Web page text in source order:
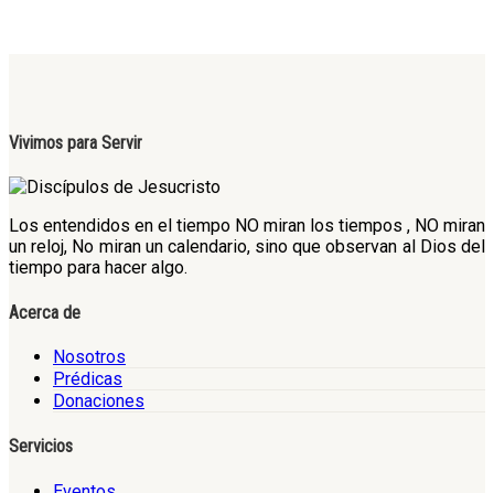
Vivimos para Servir
Los entendidos en el tiempo NO miran los tiempos , NO miran
un reloj, No miran un calendario, sino que observan al Dios del
tiempo para hacer algo.
Acerca de
Nosotros
Prédicas
Donaciones
Servicios